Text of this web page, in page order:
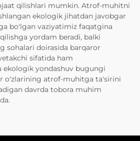
qilishlari mumkin. Atrof-muhitni
ekologik jihatdan javobgar
bo'lgan vaziyatimiz faqatgina
yordam beradi, balki
sohalari doirasida barqaror
sifatida ham
ekologik yondashuv bugungi
o'zlarining atrof-muhitga ta'sirini
davrda tobora muhim